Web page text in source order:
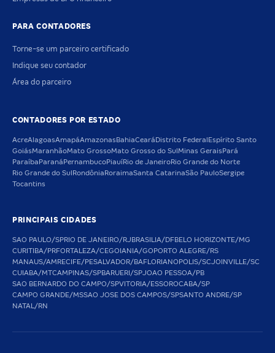
PARA CONTADORES
Torne-se um parceiro certificado
Indique seu contador
Área do parceiro
CONTADORES POR ESTADO
AcreAlagoasAmapáAmazonas BahiaCeará Distrito Federal Espírito Santo
GoiásMaranhãoMato GrossoMato Grosso do Sul Minas Gerais Pará
Paraíba Paraná PernambucoPiauíRio de JaneiroRio Grande do Norte
Rio Grande do Sul Rondônia RoraimaSanta CatarinaSão PauloSergipe
Tocantins
PRINCIPAIS CIDADES
SAO PAULO/SPRIO DE JANEIRO/RJBRASILIA/DFBELO HORIZONTE/MG
CURITIBA/PRFORTALEZA/CEGOIANIA/GOPORTO ALEGRE/RS
MANAUS/AMRECIFE/PESALVADOR/BAFLORIANOPOLIS/SCJOINVILLE/SC
CUIABA/MTCAMPINAS/SPBARUERI/SPJOAO PESSOA/PB
SAO BERNARDO DO CAMPO/SPVITORIA/ESSOROCABA/SP
CAMPO GRANDE/MSSAO JOSE DOS CAMPOS/SPSANTO ANDRE/SP
NATAL/RN